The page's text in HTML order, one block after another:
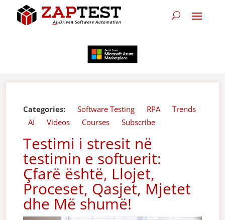
Categories: Software Testing RPA
Trends
AI
Videos Courses Subscribe
Testimi i stresit në
testimin e softuerit:
Çfarë është, Llojet,
Proceset, Qasjet, Mjetet
dhe Më shumë!